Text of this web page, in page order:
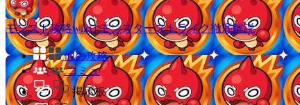
モンスト攻略wiki | モンスターストライク徹底解説
他の攻略
コミュ
掲示板